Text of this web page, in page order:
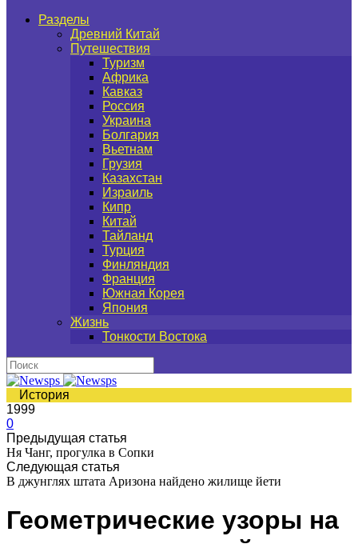
Разделы
Древний Китай
Путешествия
Туризм
Африка
Кавказ
Россия
Украина
Болгария
Вьетнам
Грузия
Казахстан
Израиль
Кипр
Китай
Тайланд
Турция
Финляндия
Франция
Южная Корея
Япония
Жизнь
Тонкости Востока
История
1999
0
Предыдущая статья
Ня Чанг, прогулка в Сопки
Следующая статья
В джунглях штата Аризона найдено жилище йети
Геометрические узоры на